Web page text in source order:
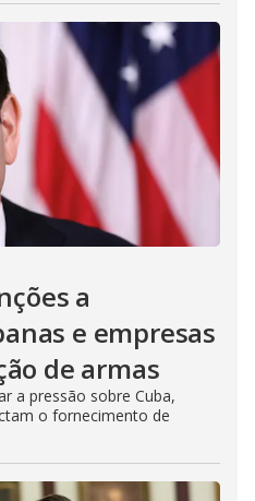
a
e empresas
de armas
a pressão sobre Cuba,
o fornecimento de